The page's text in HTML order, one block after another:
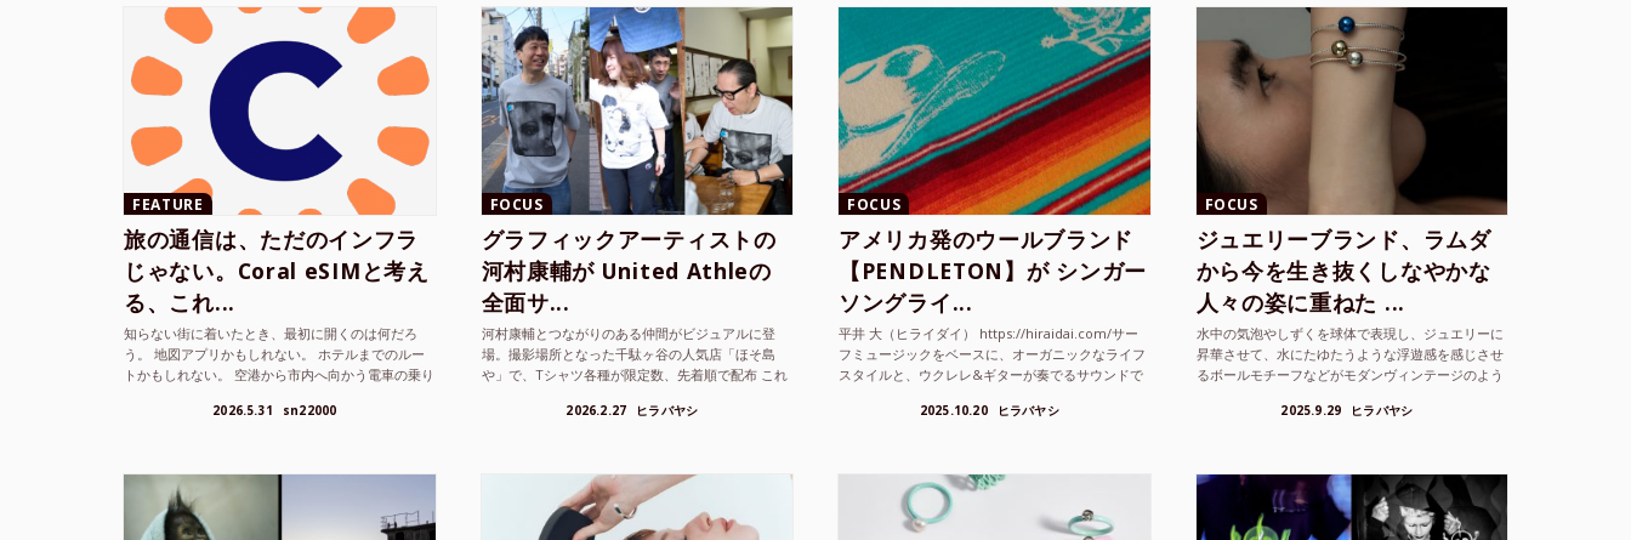
FEATURE
旅の通信は、ただのインフラ
じゃない。Coral eSIMと考え
る、これ...
知らない街に着いたとき、最初に開くのは何だろ
う。 地図アプリかもしれない。 ホテルまでのルー
トかもしれない。 空港から市内へ向かう電車の乗り
て、その街の空...2026.5.31 sn22000
FOCUS
グラフィックアーティストの
河村康輔が United Athleの
全面サ...
河村康輔とつながりのある仲間がビジュアルに登
場。撮影場所となった千駄ヶ谷の人気店「ほそ島
や」で、Tシャツ各種が限定数、先着順で配布 これ
2026.2.27 ヒラバヤシ
FOCUS
アメリカ発のウールブランド
【PENDLETON】が シンガー
ソングライ...
平井 大（ヒライダイ） https://hiraidai.com/サー
フミュージックをベースに、オーガニックなライフ
スタイルと、ウクレレ&ギターが奏でるサウンドで
2025.10.20 ヒラバヤシ
FOCUS
ジュエリーブランド、ラムダ
から今を生き抜くしなやかな
人々の姿に重ねた ...
水中の気泡やしずくを球体で表現し、ジュエリーに
昇華させて、水にたゆたうような浮遊感を感じさせ
るボールモチーフなどがモダンヴィンテージのよう
2025.9.29 ヒラバヤシ